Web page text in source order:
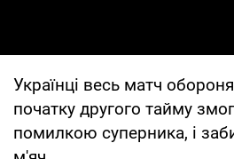
Українці весь матч
початку другого тайму
помилкою суперника, і